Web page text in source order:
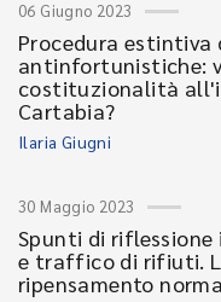
06 Giugno 2023
Procedura
antinfortunistiche:
costituzionalità
Cartabia?
Ilaria Giugni
30 Maggio 2023
Spunti di
e traffico di rifiuti.
ripensamento